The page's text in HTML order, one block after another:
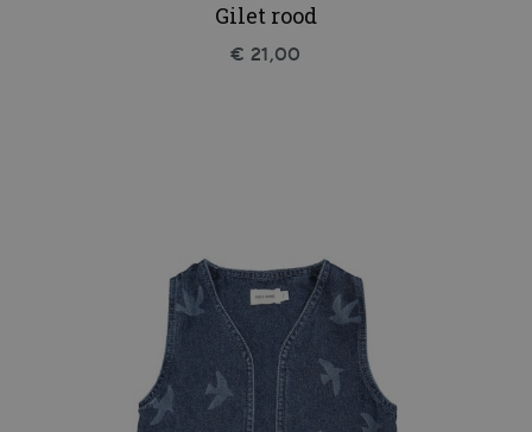
Gilet rood
€ 21,00